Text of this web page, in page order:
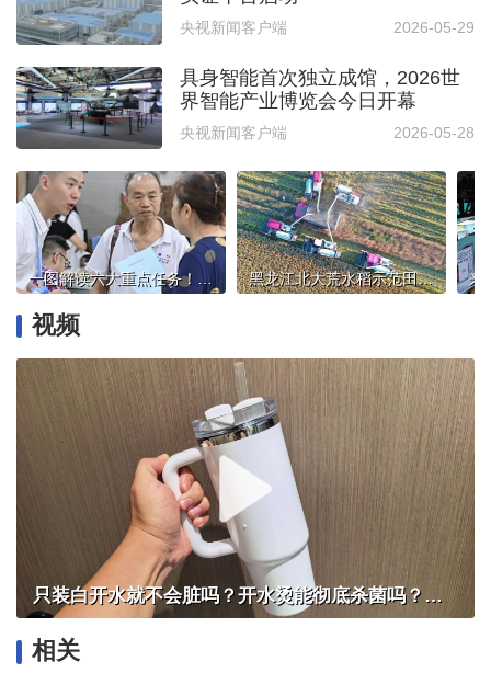
央视新闻客户端 2026-05-29
具身智能首次独立成馆，2026世
界智能产业博览会今日开幕
央视新闻客户端 2026-05-28
一图解读六大重点任务！加力推进基本公共服务“随人走” 黑龙江北大荒水稻示范田用上新技术
视频
只装白开水就不会脏吗？开水烫能彻底杀菌吗？感控专家详解“吸管杯”藏菌真相｜都视频·热观察
相关